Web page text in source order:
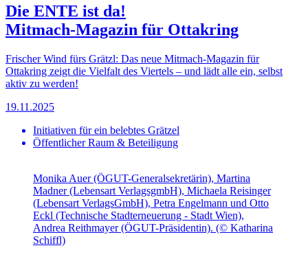
Die ENTE ist da!
Mitmach-Magazin für Ottakring
Frischer Wind fürs Grätzl: Das neue Mitmach-Magazin für
Ottakring zeigt die Vielfalt des Viertels – und lädt alle ein, selbst
aktiv zu werden!
19.11.2025
Initiativen für ein belebtes Grätzel
Öffentlicher Raum & Beteiligung
Monika Auer (ÖGUT-Generalsekretärin), Martina
Madner (Lebensart VerlagsgmbH), Michaela Reisinger
(Lebensart VerlagsGmbH), Petra Engelmann und Otto
Eckl (Technische Stadterneuerung - Stadt Wien),
Andrea Reithmayer (ÖGUT-Präsidentin). (© Katharina
Schiffl)